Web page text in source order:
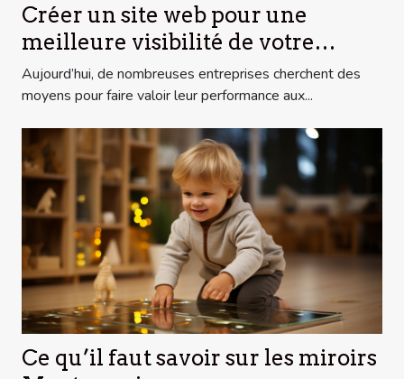
Créer un site web pour une
meilleure visibilité de votre
entreprise.
Aujourd’hui, de nombreuses entreprises cherchent des
moyens pour faire valoir leur performance aux...
Ce qu’il faut savoir sur les miroirs